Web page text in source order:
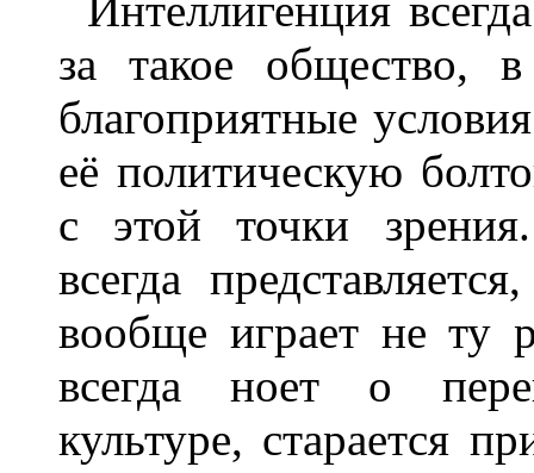
Интеллигенция
за такое общество,
благоприятные
её политическую
с этой точки
всегда
вообще играет не ту
всегда ноет о
культуре, старается